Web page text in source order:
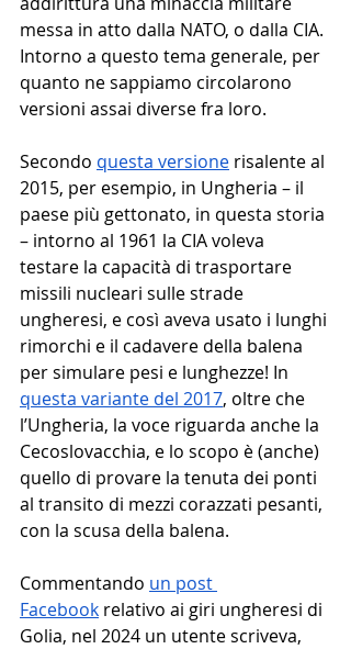
messa in atto dalla NATO, o dalla CIA.
Intorno a questo tema generale, per
quanto ne sappiamo circolarono
versioni assai diverse fra loro.
Secondo questa versione risalente al
2015, per esempio, in Ungheria – il
paese più gettonato, in questa storia
– intorno al 1961 la CIA voleva
testare la capacità di trasportare
missili nucleari sulle strade
ungheresi, e così aveva usato i lunghi
rimorchi e il cadavere della balena
per simulare pesi e lunghezze! In
questa variante del 2017, oltre che
l’Ungheria, la voce riguarda anche la
Cecoslovacchia, e lo scopo è (anche)
quello di provare la tenuta dei ponti
al transito di mezzi corazzati pesanti,
con la scusa della balena.
Commentando un post
Facebook relativo ai giri ungheresi di
Golia, nel 2024 un utente scriveva,